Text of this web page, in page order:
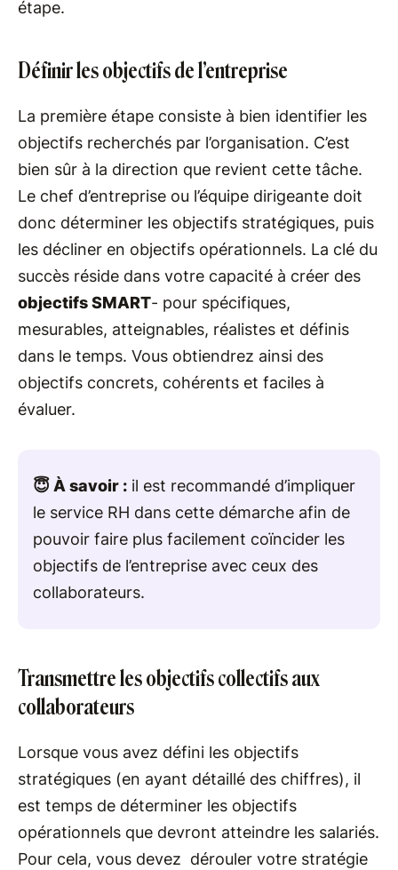
étape.
Définir les objectifs de l’entreprise
La première étape consiste à bien identifier les
objectifs recherchés par l’organisation. C’est
bien sûr à la direction que revient cette tâche.
Le chef d’entreprise ou l’équipe dirigeante doit
donc déterminer les objectifs stratégiques, puis
les décliner en objectifs opérationnels. La clé du
succès réside dans votre capacité à créer des
objectifs SMART- pour spécifiques,
mesurables, atteignables, réalistes et définis
dans le temps. Vous obtiendrez ainsi des
objectifs concrets, cohérents et faciles à
évaluer.
😇 À savoir : il est recommandé d’impliquer
le service RH dans cette démarche afin de
pouvoir faire plus facilement coïncider les
objectifs de l’entreprise avec ceux des
collaborateurs.
Transmettre les objectifs collectifs aux
collaborateurs
Lorsque vous avez défini les objectifs
stratégiques (en ayant détaillé des chiffres), il
est temps de déterminer les objectifs
opérationnels que devront atteindre les salariés.
Pour cela, vous devez dérouler votre stratégie